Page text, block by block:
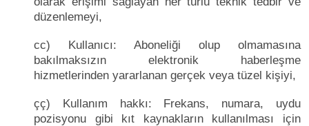
düzenlemeyi,
cc) Kullanıcı: Aboneliği olup olmamasına
bakılmaksızın elektronik haberleşme
hizmetlerinden yararlanan gerçek veya tüzel kişiyi,
çç) Kullanım hakkı: Frekans, numara, uydu
pozisyonu gibi kıt kaynakların kullanılması için